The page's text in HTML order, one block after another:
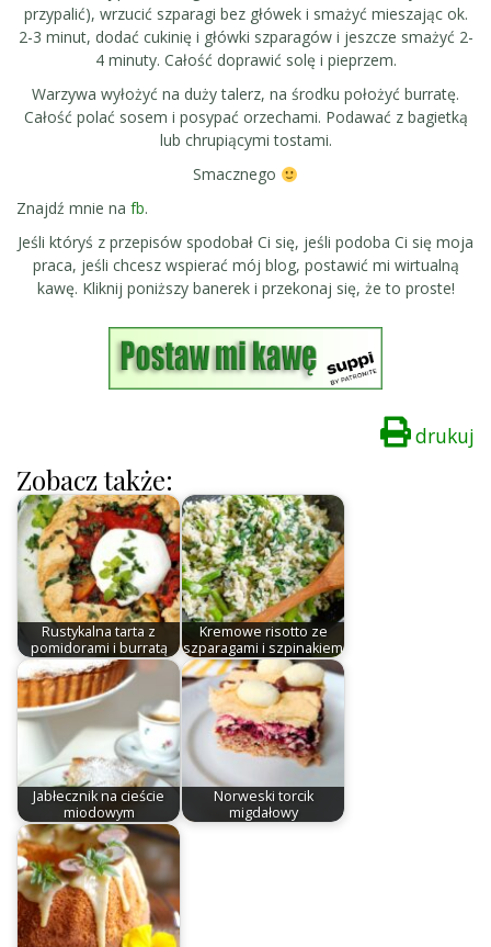
przypalić), wrzucić szparagi bez główek i smażyć mieszając ok.
2-3 minut, dodać cukinię i główki szparagów i jeszcze smażyć 2-
4 minuty. Całość doprawić solę i pieprzem.
Warzywa wyłożyć na duży talerz, na środku położyć burratę.
Całość polać sosem i posypać orzechami. Podawać z bagietką
lub chrupiącymi tostami.
Smacznego
Znajdź mnie na fb.
Jeśli któryś z przepisów spodobał Ci się, jeśli podoba Ci się moja
praca, jeśli chcesz wspierać mój blog, postawić mi wirtualną
kawę. Kliknij poniższy banerek i przekonaj się, że to proste!
drukuj
Zobacz także:
Rustykalna tarta z
pomidorami i burratą
Kremowe risotto ze
szparagami i szpinakiem
Jabłecznik na cieście
miodowym
Norweski torcik
migdałowy